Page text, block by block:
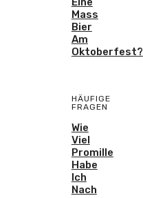
Mass
Bier
Am
Oktoberfest?
HÄUFIGE
FRAGEN
Wie
Viel
Promille
Habe
Ich
Nach